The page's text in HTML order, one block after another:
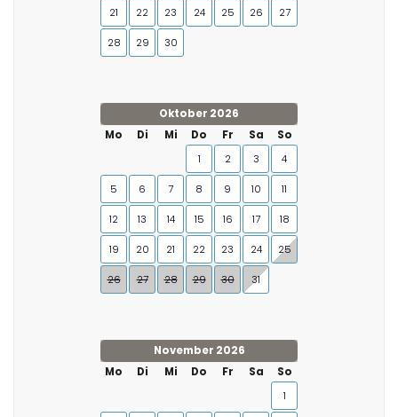
21 22 23 24 25 26 27
28 29 30
Oktober 2026
Mo
Di Mi Do Fr Sa
So
1
2 3 4
5 6 7 8 9 10 11
12 13 14 15 16 17 18
19 20 21 22 23 24 25
26 27 28 29 30 31
November 2026
Mo
Di Mi Do Fr Sa
So
1